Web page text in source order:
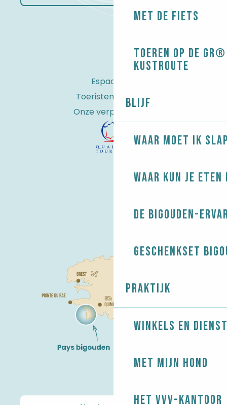
Met de fiets
Toeren op de
kustroute
Blijf
Waar moet ik
Waar kun je eten
De Bigouden-
Geschenkset
Praktijk
Winkels en
Met mijn hond
Het VVV-kantoor
Espace Pro
Toeristenbelasting
Onze verplichtingen